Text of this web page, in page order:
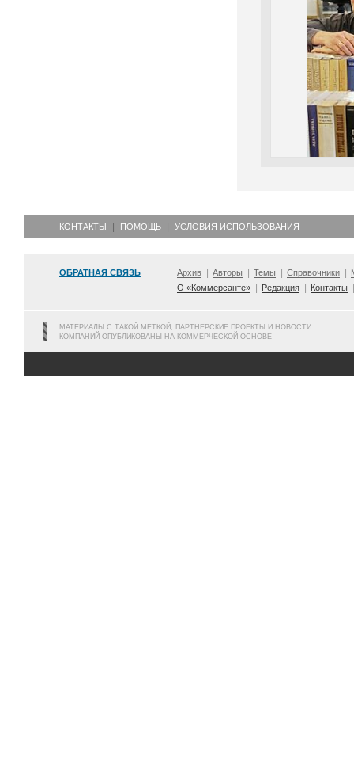
КОНТАКТЫ ПОМОЩЬ УСЛОВИЯ ИСПОЛЬЗОВАНИЯ
ОБРАТНАЯ СВЯЗЬ Архив Авторы Темы Справочники
О «Коммерсанте»
Редакция Контакты
МАТЕРИАЛЫ С ТАКОЙ МЕТКОЙ, ПАРТНЕРСКИЕ ПРОЕКТЫ И НОВОСТИ
КОМПАНИЙ ОПУБЛИКОВАНЫ НА КОММЕРЧЕСКОЙ ОСНОВЕ